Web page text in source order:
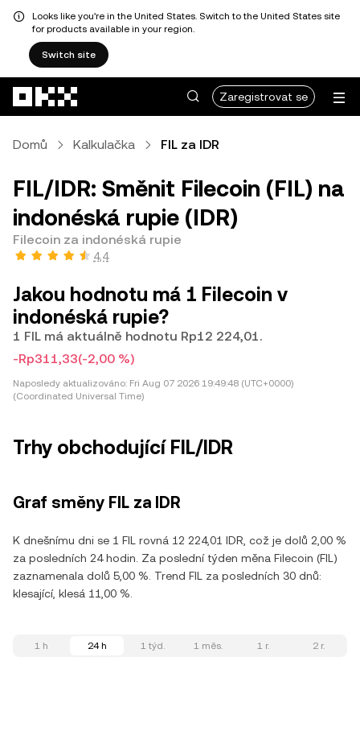
Looks like you're in the United States. Switch to the United States site
for products available in your region.
Switch site
Zaregistrovat se
Domů Kalkulačka FIL za IDR
FIL/IDR: Směnit Filecoin (FIL) na
indonéská rupie (IDR)
Filecoin za indonéská rupie
4,4
Jakou hodnotu má 1 Filecoin v
indonéská rupie?
1 FIL má aktuálně hodnotu Rp12 224,01.
-Rp311,33(-2,00 %)
Naposledy aktualizováno: Fri Aug 07 2026 19:49:48 (UTC+0000)
(Coordinated Universal Time)
Trhy obchodující FIL/IDR
Graf směny FIL za IDR
K dnešnímu dni se 1 FIL rovná 12 224,01 IDR, což je dolů 2,00 %
za posledních 24 hodin. Za poslední týden měna Filecoin (FIL)
zaznamenala dolů 5,00 %. Trend FIL za posledních 30 dnů:
klesající, klesá 11,00 %.
1 h 24 h 1 týd. 1 měs. 1 r. 2 r.